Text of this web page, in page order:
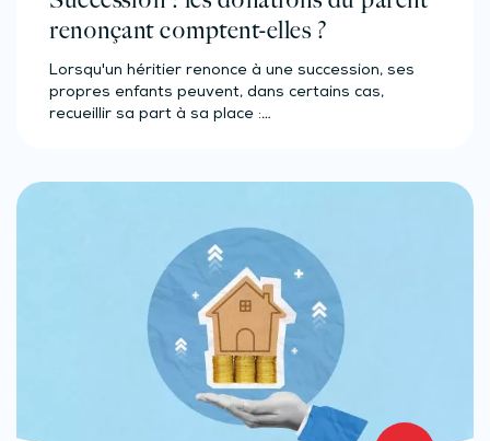
renonçant comptent-elles ?
Lorsqu'un héritier renonce à une succession, ses
propres enfants peuvent, dans certains cas,
recueillir sa part à sa place :…